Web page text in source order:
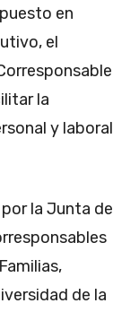
en
el
la
y laboral
la Junta de
de la